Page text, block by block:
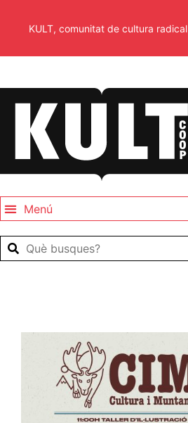
KULT, comunitat de cultura radical